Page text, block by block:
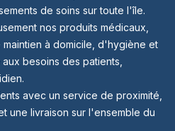
de soins sur toute l'île.
nos produits médicaux,
à domicile, d'hygiène et
besoins des patients,
avec un service de proximité,
une livraison sur l'ensemble du